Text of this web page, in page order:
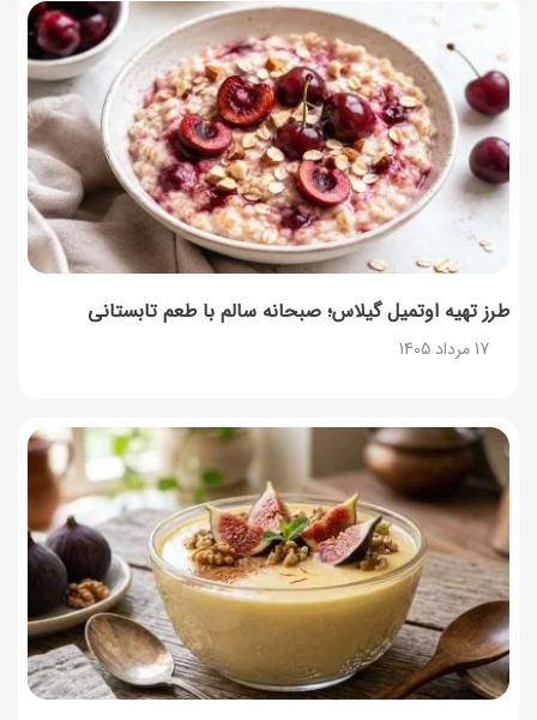
طرز تهیه اوتمیل گیلاس؛ صبحانه سالم با طعم تابستانی
17 مرداد 1405
نحوه دریافت رمز خرید کالابرگ برای خرید آنلاین (رمز
یکبارمصرف کالابرگ)
17 مرداد 1405
طرز تهیه مارمالاد انجیر خوشرنگ+ نکات شکرک نزدن
16 مرداد 1405